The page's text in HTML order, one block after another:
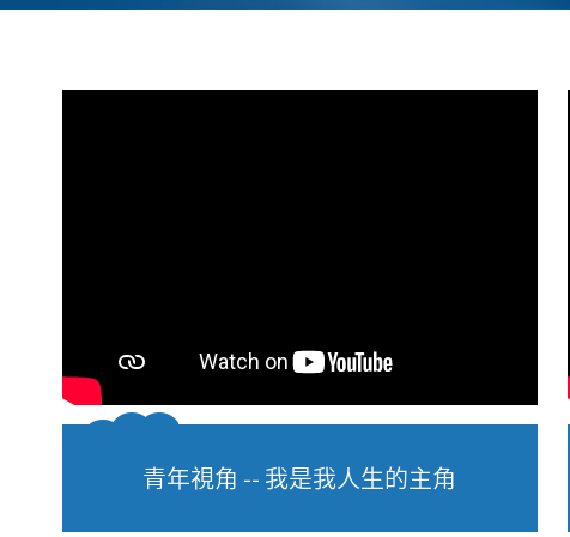
青年視角 -- 我是我人生的主角